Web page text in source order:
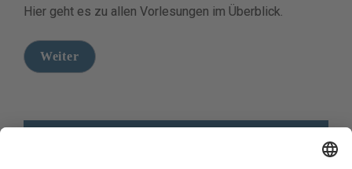
Hier geht es zu allen Vorlesungen im Überblick.
Weiter